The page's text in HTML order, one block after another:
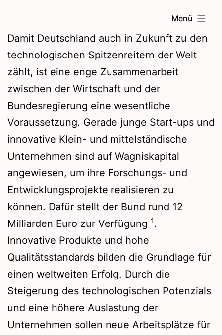
springen
Menü
Damit Deutschland auch in Zukunft zu den
technologischen Spitzenreitern der Welt
zählt, ist eine enge Zusammenarbeit
zwischen der Wirtschaft und der
Bundesregierung eine wesentliche
Voraussetzung. Gerade junge Start-ups und
innovative Klein- und mittelständische
Unternehmen sind auf Wagniskapital
angewiesen, um ihre Forschungs- und
Entwicklungsprojekte realisieren zu
können. Dafür stellt der Bund rund 12
Milliarden Euro zur Verfügung 1.
Innovative Produkte und hohe
Qualitätsstandards bilden die Grundlage für
einen weltweiten Erfolg. Durch die
Steigerung des technologischen Potenzials
und eine höhere Auslastung der
Unternehmen sollen neue Arbeitsplätze für